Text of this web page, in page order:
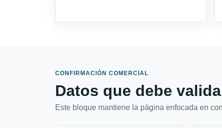
CONFIRMACIÓN COMERCIAL
Datos que debe
Este bloque mantiene la página enfocada en